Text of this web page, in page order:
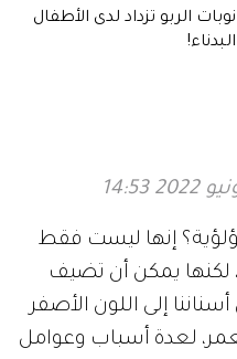
نوبات الربو تزداد لدى الأطفال
البدناء!
إنها ليست فقط
لكنها يمكن أن تضيف
إلى اللون الأصفر
لعدة أسباب وعوامل